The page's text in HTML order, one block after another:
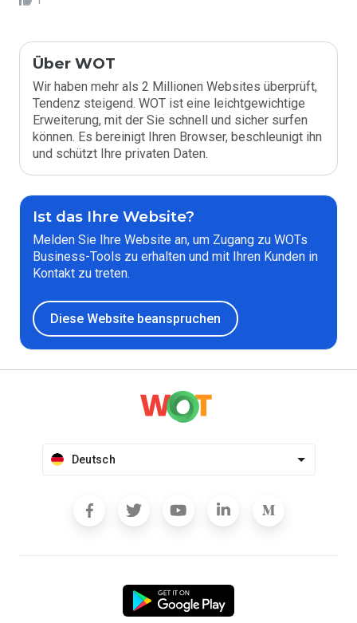
Über WOT
Wir haben mehr als 2 Millionen Websites überprüft,
Tendenz steigend. WOT ist eine leichtgewichtige
Erweiterung, mit der Sie schnell und sicher surfen
können. Es bereinigt Ihren Browser, beschleunigt ihn
und schützt Ihre privaten Daten.
Ist das Ihre Website?
Melden Sie Ihre Website an, um Zugang zu WOTs
Business-Tools zu erhalten und mit Ihren Kunden in
Kontakt zu treten.
Diese Website beanspruchen
Deutsch